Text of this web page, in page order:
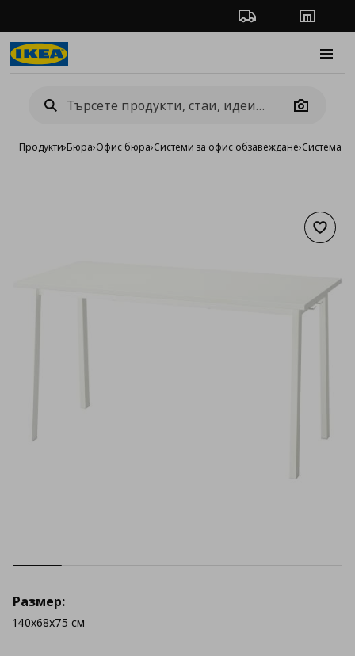
Проследяване на
Camera
Продукти›Бюра›Офис бюра›Системи за офис обзавеждане›Система
Размер:
140x68x75 см